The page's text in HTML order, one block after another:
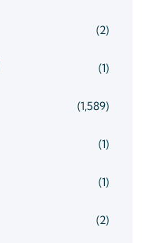
(2)
(1)
(1,589)
(1)
(1)
(2)